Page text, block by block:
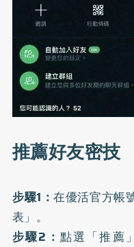
推薦好友密技
步驟1：在優活官方帳
表」。
步驟2：點選「推薦